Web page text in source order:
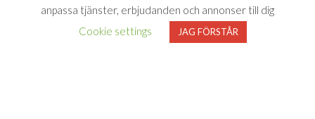
”Ett högst seriöst och
välgjort vin”
anpassa tjänster, erbjudanden och annonser till dig
Cookie settings
JAG FÖRSTÅR